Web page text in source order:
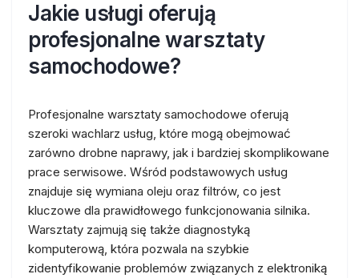
Jakie usługi oferują
profesjonalne warsztaty
samochodowe?
Profesjonalne warsztaty samochodowe oferują
szeroki wachlarz usług, które mogą obejmować
zarówno drobne naprawy, jak i bardziej skomplikowane
prace serwisowe. Wśród podstawowych usług
znajduje się wymiana oleju oraz filtrów, co jest
kluczowe dla prawidłowego funkcjonowania silnika.
Warsztaty zajmują się także diagnostyką
komputerową, która pozwala na szybkie
zidentyfikowanie problemów związanych z elektroniką